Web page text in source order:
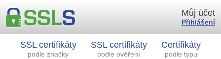
SSL certifikáty
podle značky
SSL certifikáty
podle ověření
Certifikáty
podle typu
Můj účet
Přihlášení